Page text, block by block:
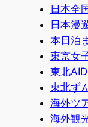
日本全
日本漫
本日泊
東京女
東北AID
東北ず
海外ツ
海外観